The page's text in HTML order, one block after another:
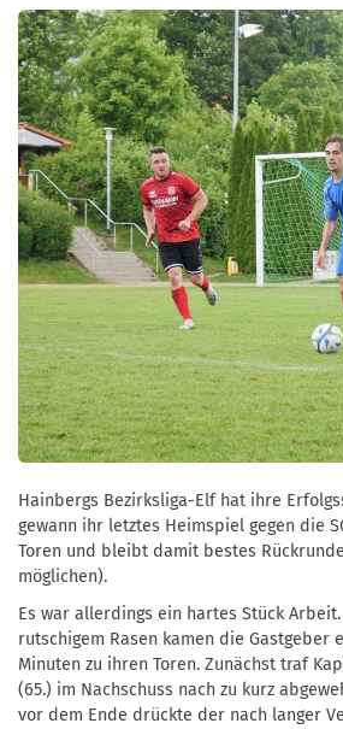
Hainbergs Bezirksliga-Elf hat ihre
gewann ihr letztes Heimspiel gegen die
Toren und bleibt damit bestes
möglichen).
Es war allerdings ein hartes Stück
rutschigem Rasen kamen die Gastgeber
Minuten zu ihren Toren. Zunächst traf
(65.) im Nachschuss nach zu kurz
vor dem Ende drückte der nach langer